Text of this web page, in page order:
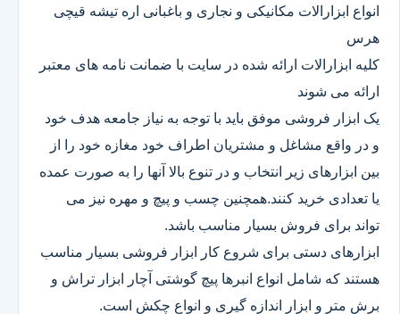
انواع ابزارالات مکانیکی و نجاری و باغبانی اره تیشه قیچی
هرس
کلیه ابزارالات ارائه شده در سایت با ضمانت نامه های معتبر
ارائه می شوند
یک ابزار فروشی موفق باید با توجه به نیاز جامعه هدف خود
و در واقع مشاغل و مشتریان اطراف خود مغازه خود را از
بین ابزارهای زیر انتخاب و در تنوع بالا آنها را به صورت عمده
یا تعدادی خرید کنند.همچنین چسب و پیچ و مهره نیز می
تواند برای فروش بسیار مناسب باشد.
ابزارهای دستی برای شروع کار ابزار فروشی بسیار مناسب
هستند که شامل انواع انبرها پیچ گوشتی آچار ابزار تراش و
برش متر و ابزار اندازه گیری و انواع چکش است.